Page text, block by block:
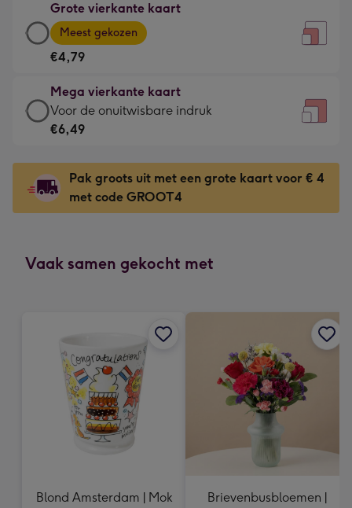
€3,49
-
Voor
kleine
gelukwens
-
130
x
130
mm
Grote vierkante kaart
Grote
vierkante
kaart
-
€4,79
-
Meest
-
Dimensions:
167
mm
Meest gekozen
€4,79
Mega vierkante kaart
Mega
vierkante
-
€6,49
-
onuitwisbare
240
240
mm
Voor de onuitwisbare indruk
€6,49
Pak groots uit met een grote kaart voor € 4
met code GROOT4
Vaak samen gekocht met
Blond Amsterdam | Mok
Brievenbusbloemen |